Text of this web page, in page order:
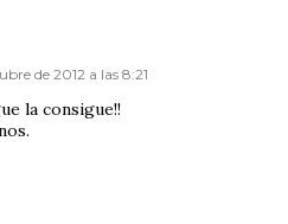
de 2012 a las 8:21
la consigue!!